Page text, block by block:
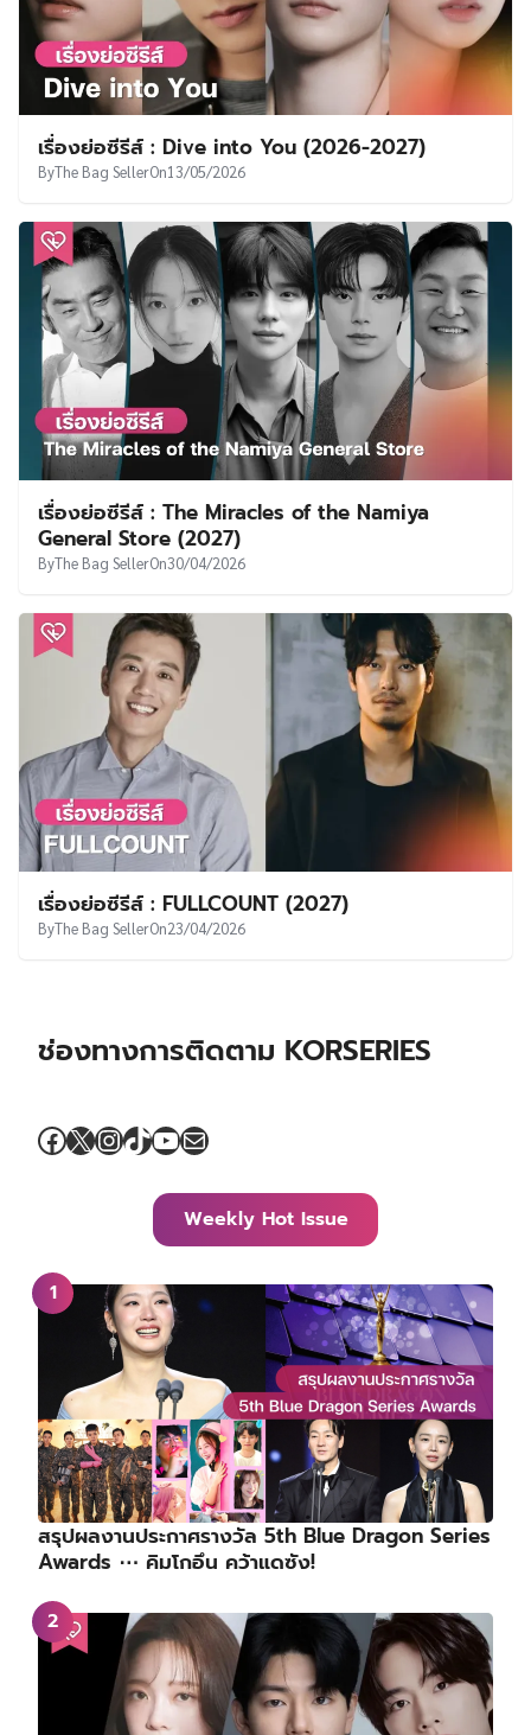
เรื่องย่อซีรีส์ : Dive into You (2026-2027)
ByThe Bag SellerOn13/05/2026
เรื่องย่อซีรีส์ : The Miracles of the Namiya
General Store (2027)
ByThe Bag SellerOn30/04/2026
เรื่องย่อซีรีส์ : FULLCOUNT (2027)
ByThe Bag SellerOn23/04/2026
ช่องทางการติดตาม KORSERIES
Facebook
X Instagram
TikTok
YouTube
Mail
Weekly Hot Issue
สรุปผลงานประกาศรางวัล 5th Blue Dragon Series
Awards ⋯ คิมโกอึน คว้าแดซัง!